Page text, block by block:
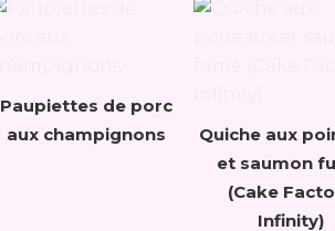
Paupiettes de porc
aux champignons
Quiche aux
et saumon
(Cake
Infinity)